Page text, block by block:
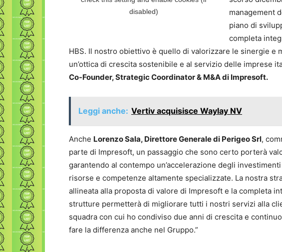
management
piano di
completa
HBS. Il nostro obiettivo è quello di valorizzare le sinergie e
un’ottica di crescita sostenibile e al servizio delle imprese
Co-Founder, Strategic Coordinator & M&A di Impresoft.
Leggi anche: Vertiv acquisisce Waylay NV
Anche Lorenzo Sala, Direttore Generale di Perigeo Srl,
parte di Impresoft, un passaggio che sono certo porterà
garantendo al contempo un’accelerazione degli
risorse e competenze altamente specializzate. La nostra
allineata alla proposta di valore di Impresoft e la completa
strutture permetterà di migliorare tutti i nostri servizi alla
squadra con cui ho condiviso due anni di crescita e
fare la differenza anche nel Gruppo.”